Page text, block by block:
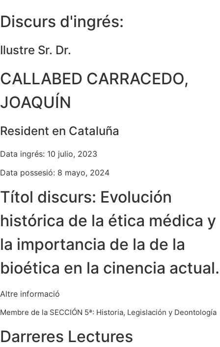
Discurs d'ingrés:
Ilustre Sr. Dr.
CALLABED CARRACEDO,
JOAQUÍN
Resident en Cataluña
Data ingrés: 10 julio, 2023
Data possesió: 8 mayo, 2024
Títol discurs: Evolución
histórica de la ética médica y
la importancia de la de la
bioética en la cinencia actual.
Altre informació
Membre de la SECCIÓN 5ª: Historia, Legislación y Deontología
Darreres Lectures